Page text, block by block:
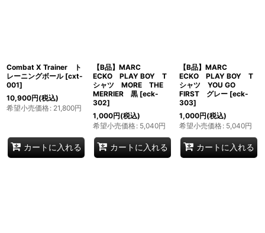
Combat X Trainer ト
レーニングボール [cxt-
001]
10,900円(税込)
希望小売価格: 21,800円
カートに入れる
【B品】MARC
ECKO PLAY BOY T
シャツ MORE THE
MERRIER 黒 [eck-
302]
1,000円(税込)
希望小売価格: 5,040円
カートに入れる
【B品】MARC
ECKO PLAY BOY T
シャツ YOU GO
FIRST グレー [eck-
303]
1,000円(税込)
希望小売価格: 5,040円
カートに入れる